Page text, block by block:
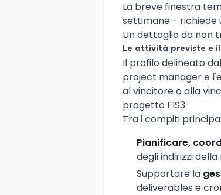
La breve finestra
settimane - richiede
Un dettaglio da non
Le attività previste e
Il profilo delineato
project manager e
al vincitore o alla
progetto FIS3.
Tra i compiti
Pianificare,
degli indirizzi
Supportare la
deliverables e